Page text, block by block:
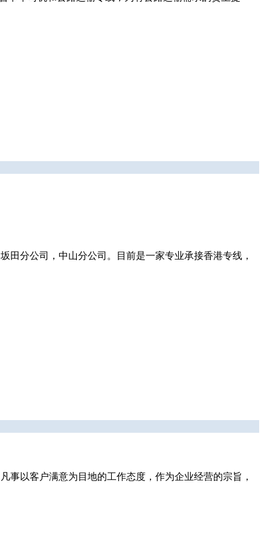
田分公司，中山分公司。目前是一家专业承接香港专线，
事以客户满意为目地的工作态度，作为企业经营的宗旨，